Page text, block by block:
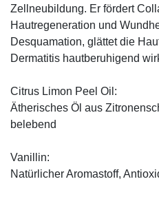
Zellneubildung. Er fördert
Hautregeneration und
Desquamation, glättet die
Dermatitis hautberuhigend
Citrus Limon Peel Oil:
Ätherisches Öl aus
belebend
Vanillin:
Natürlicher Aromastoff,